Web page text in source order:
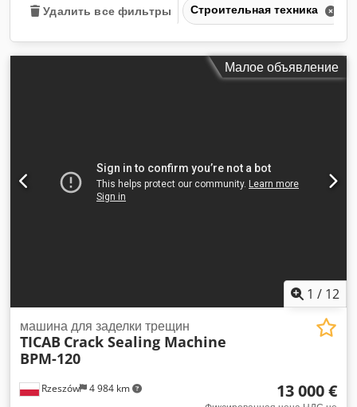
Удалить все фильтры Строительная техника
Малое объявление
1 / 12
Rzeszów 4 984 km
машина для заделки трещин
TICAB Crack Sealing Machine
BPM-120
13 000 €